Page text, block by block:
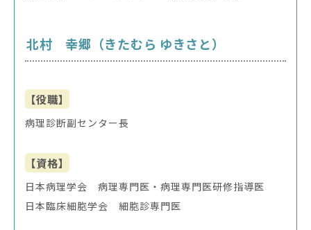
北村 幸郷（きたむら ゆきさと）
【役職】
病理診断副センター長
【資格】
日本病理学会 病理専門医・病理専門医研修指導医
日本臨床細胞学会 細胞診専門医